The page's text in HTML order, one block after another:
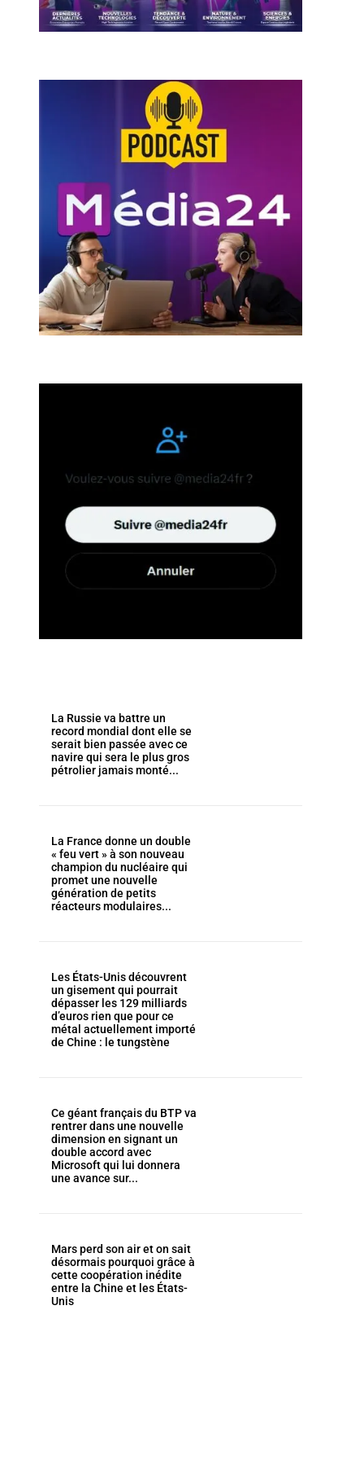
La Russie va battre un
record mondial dont elle se
serait bien passée avec ce
navire qui sera le plus gros
pétrolier jamais monté...
La France donne un double
« feu vert » à son nouveau
champion du nucléaire qui
promet une nouvelle
génération de petits
réacteurs modulaires...
Les États-Unis découvrent
un gisement qui pourrait
dépasser les 129 milliards
d’euros rien que pour ce
métal actuellement importé
de Chine : le tungstène
Ce géant français du BTP va
rentrer dans une nouvelle
dimension en signant un
double accord avec
Microsoft qui lui donnera
une avance sur...
Mars perd son air et on sait
désormais pourquoi grâce à
cette coopération inédite
entre la Chine et les États-
Unis